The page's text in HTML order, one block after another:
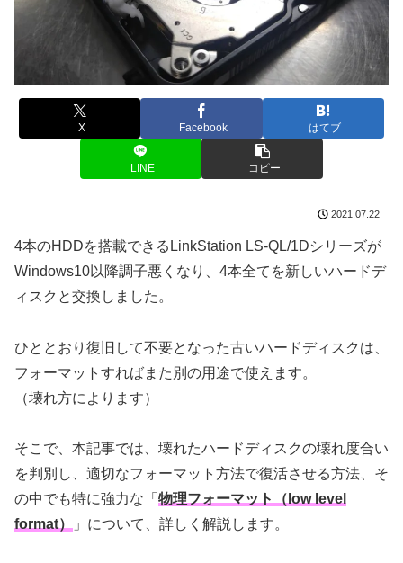
X Facebook はてブ
LINE コピー
2021.07.22
4本のHDDを搭載できるLinkStation LS-QL/1Dシリーズが
Windows10以降調子悪くなり、4本全てを新しいハードデ
ィスクと交換しました。
ひととおり復旧して不要となった古いハードディスクは、
フォーマットすればまた別の用途で使えます。
（壊れ方によります）
そこで、本記事では、壊れたハードディスクの壊れ度合い
を判別し、適切なフォーマット方法で復活させる方法、そ
の中でも特に強力な「 物理フォーマット（low level
format）
」について、詳しく解説します。